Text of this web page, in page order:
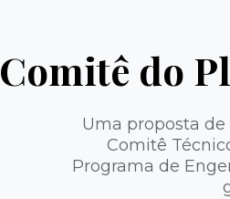
Comitê do
Uma proposta
Comitê
Programa de